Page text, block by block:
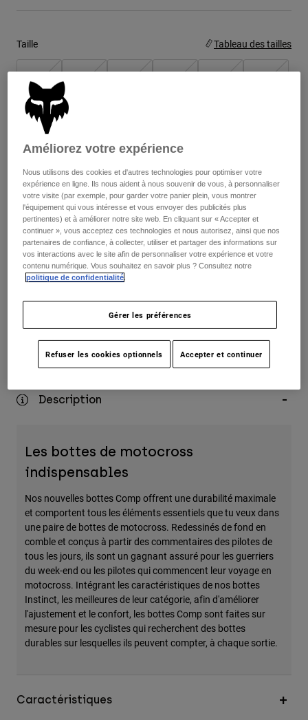
Shirts
Shorts
Sweatshirts
Tout acheter
Taille Tableau des tailles
8
11.5
Color -Orange fluorescent
Ajouter au panier
Description
Les bottes de motocross
indispensables
Nos nouvelles bottes Comp offrent une durabilité maximale
et comportent tous les éléments essentiels que tu veux dans
une paire de bottes de motocross. Redessinés de fond en
comble et conçus à partir des commentaires des pilotes de
tous les jours, ils sont un gagnant assuré pour les guerriers
du week-end ou les pilotes qui commencent leur voyage en
motocross. Intégrant les caractéristiques de nos bottes
Instinct, les meilleures de leur catégorie, afin d'améliorer
l'ajustement et le confort, les bottes Comp sont faites sur
mesure pour les cyclistes qui recherchent des bottes
durables sur lesquelles ils peuvent compter, à chaque sortie.
Caractéristiques
Améliorez votre expérience
Nous utilisons des cookies et d'autres technologies pour optimiser votre
expérience en ligne. Ils nous aident à nous souvenir de vous, à personnaliser
votre visite (par exemple, pour garder votre panier plein, vous montrer
l'équipement qui vous intéresse et vous envoyer des publicités plus
pertinentes) et à améliorer notre site web. En cliquant sur « Accepter et
continuer », vous acceptez ces technologies et nous autorisez, ainsi que nos
partenaires de confiance, à collecter, utiliser et partager des informations sur
vos interactions avec le site afin de personnaliser votre expérience et votre
contenu numérique. Vous souhaitez en savoir plus ? Consultez notre
politique de confidentialité
Gérer les préférences
Refuser les cookies optionnels Accepter et continuer